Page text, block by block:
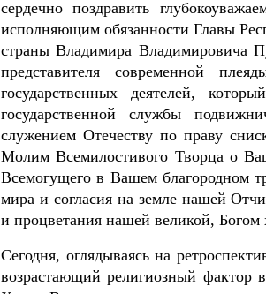
сердечно поздравить
исполняющим обязанности Главы
страны Владимира Владимировича
представителя современной
государственных деятелей,
государственной службы
служением Отечеству по праву
Молим Всемилостивого Творца о
Всемогущего в Вашем благородном
мира и согласия на земле нашей
и процветания нашей великой,
Сегодня, оглядываясь на
возрастающий религиозный фактор